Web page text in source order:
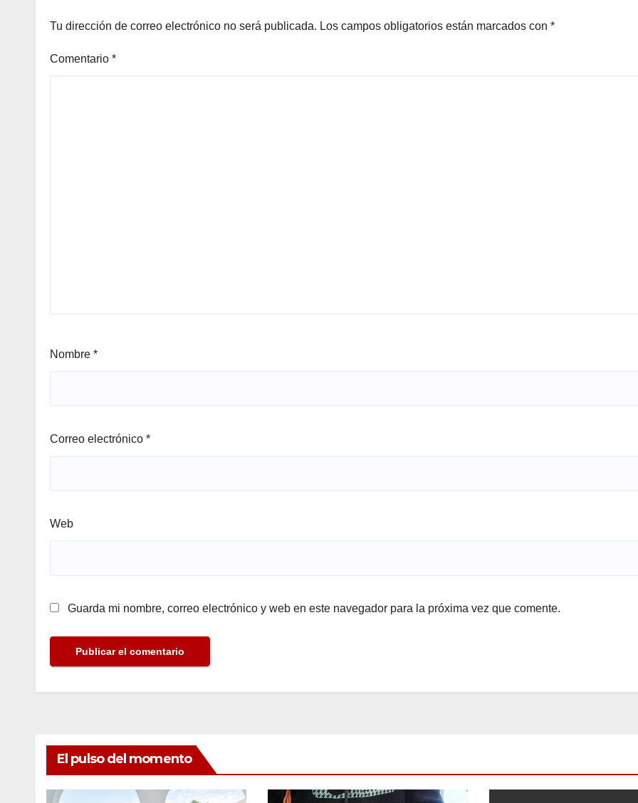
Tu dirección de correo electrónico no será publicada. Los campos obligatorios están marcados con *
Comentario *
Nombre *
Correo electrónico *
Web
Guarda mi nombre, correo electrónico y web en este navegador para la próxima vez que comente.
El pulso del momento